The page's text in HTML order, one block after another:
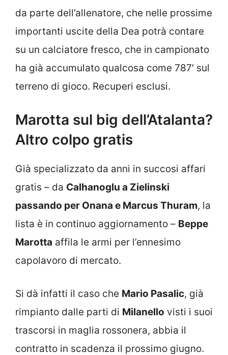
da parte dell’allenatore, che nelle prossime
importanti uscite della Dea potrà contare
su un calciatore fresco, che in campionato
ha già accumulato qualcosa come 787′ sul
terreno di gioco. Recuperi esclusi.
Marotta sul big dell’Atalanta?
Altro colpo gratis
Già specializzato da anni in succosi affari
gratis – da Calhanoglu a Zielinski
passando per Onana e Marcus Thuram, la
lista è in continuo aggiornamento – Beppe
Marotta affila le armi per l’ennesimo
capolavoro di mercato.
Si dà infatti il caso che Mario Pasalic, già
rimpianto dalle parti di Milanello visti i suoi
trascorsi in maglia rossonera, abbia il
contratto in scadenza il prossimo giugno.